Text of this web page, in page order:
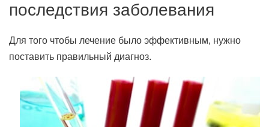
последствия заболевания
Для того чтобы лечение было эффективным, нужно
поставить правильный диагноз.